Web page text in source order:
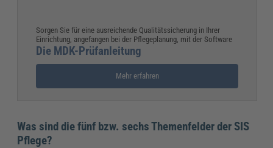
Sorgen Sie für eine ausreichende Qualitätssicherung in Ihrer
Einrichtung, angefangen bei der Pflegeplanung, mit der Software
Die MDK-Prüfanleitung
Mehr erfahren
Was sind die fünf bzw. sechs Themenfelder der SIS
Pflege?